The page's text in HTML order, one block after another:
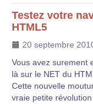
Testez votre
HTML5
20 septembre
Vous avez surement
là sur le NET du
Cette nouvelle
vraie petite révolution